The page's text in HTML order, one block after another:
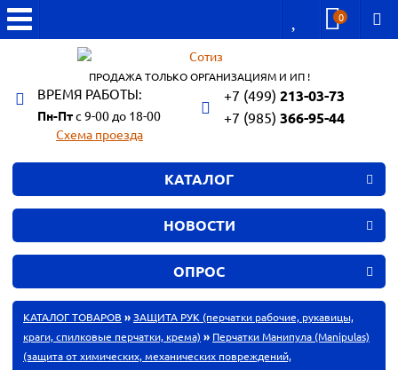
0
ПРОДАЖА ТОЛЬКО ОРГАНИЗАЦИЯМ И ИП !
ВРЕМЯ РАБОТЫ:
Пн-Птс 9-00 до 18-00
Схема проезда
+7 (499) 213-03-73
+7 (985) 366-95-44
КАТАЛОГ
НОВОСТИ
ОПРОС
КАТАЛОГ ТОВАРОВ »ЗАЩИТА РУК (перчатки рабочие, рукавицы,
краги, спилковые перчатки, крема) » Перчатки Манипула (Manipulas)
(защита от химических, механических повреждений,